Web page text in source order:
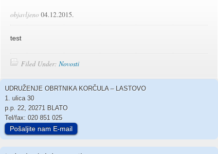
objavljeno 04.12.2015.
test
Filed Under: Novosti
UDRUŽENJE OBRTNIKA KORČULA – LASTOVO
1. ulica 30
p.p. 22, 20271 BLATO
Tel/fax: 020 851 025
Pošaljite nam E-mail